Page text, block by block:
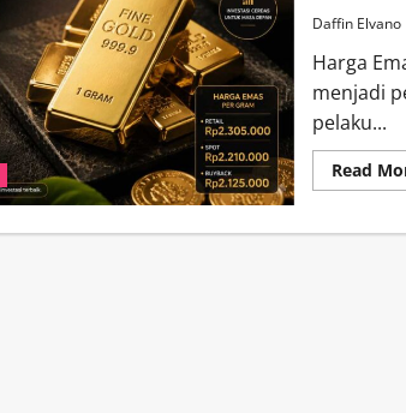
Daffin Elvano
Harga
menjadi
pelaku...
Read